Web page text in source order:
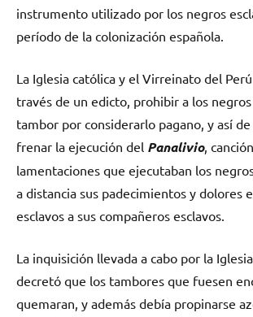
instrumento utilizado por los negros
período de la colonización española.
La Iglesia católica y el Virreinato del
través de un edicto, prohibir a los
tambor por considerarlo pagano, y así
frenar la ejecución del Panalivio,
lamentaciones que ejecutaban los
a distancia sus padecimientos y dolores
esclavos a sus compañeros esclavos.
La inquisición llevada a cabo por la
decretó que los tambores que fuesen
quemaran, y además debía propinarse